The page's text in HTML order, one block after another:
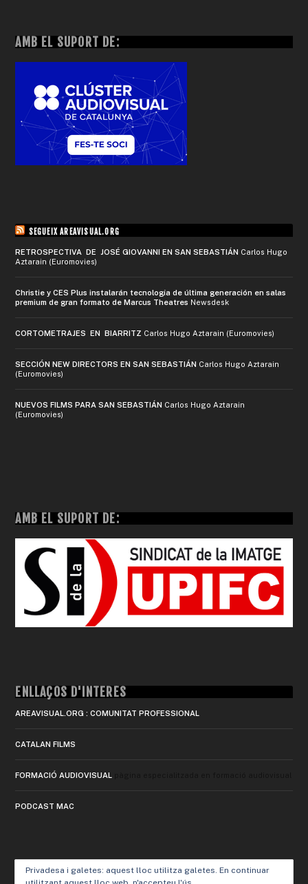
AMB EL SUPORT DE:
SEGUEIX AREAVISUAL.ORG
RETROSPECTIVA DE JOSÉ GIOVANNI EN SAN SEBASTIÁN Carlos Hugo
Aztarain (Euromovies)
Christie y CES Plus instalarán tecnología de última generación en salas
premium de gran formato de Marcus Theatres Newsdesk
CORTOMETRAJES EN BIARRITZ Carlos Hugo Aztarain (Euromovies)
SECCIÓN NEW DIRECTORS EN SAN SEBASTIÁN Carlos Hugo Aztarain
(Euromovies)
NUEVOS FILMS PARA SAN SEBASTIÁN Carlos Hugo Aztarain
(Euromovies)
AMB EL SUPORT DE:
ENLLAÇOS D'INTERÈS
AREAVISUAL.ORG : COMUNITAT PROFESSIONAL
CATALAN FILMS
FORMACIÓ AUDIOVISUAL
PODCAST MAC
Privadesa i galetes: aquest lloc utilitza galetes. En continuar